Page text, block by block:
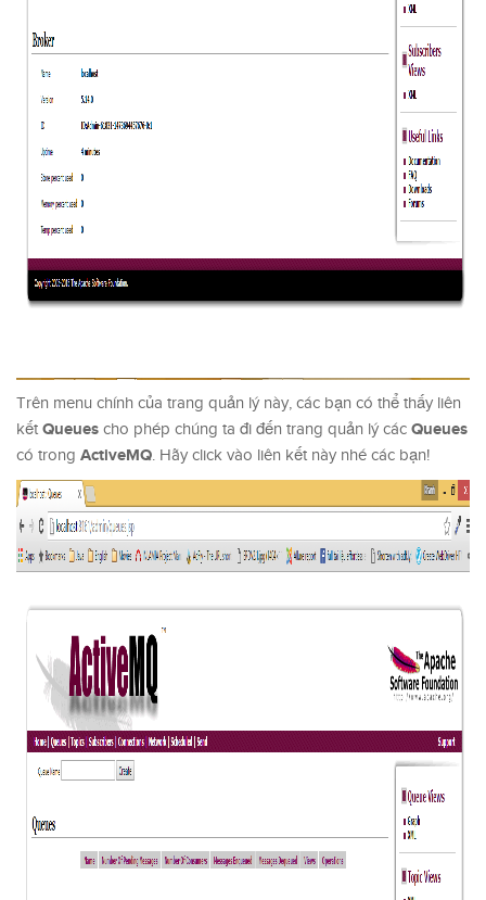
Trên menu chính của trang quản lý này, các bạn có thể thấy liên
kết Queues cho phép chúng ta đi đến trang quản lý các Queues
có trong ActiveMQ. Hãy click vào liên kết này nhé các bạn!